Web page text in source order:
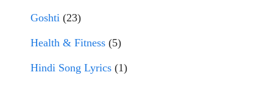
Goshti (23)
Health & Fitness (5)
Hindi Song Lyrics (1)